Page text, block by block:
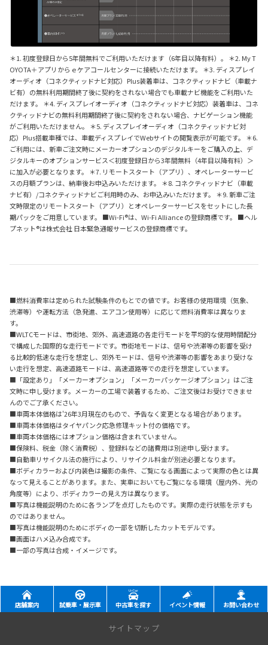
＊1. 初度登録日から5年間無料でご利用いただけます（6年目以降有料）。 ＊2. My T
OYOTA＋アプリからｅケアコールセンターに接続いただけます。 ＊3. ディスプレイ
オーディオ（コネクティッドナビ対応）Plus装着車は、コネクティッドナビ（車載ナ
ビ有）の無料利用期間終了後に契約をされない場合でも車載ナビ機能をご利用いた
だけます。 ＊4. ディスプレイオーディオ（コネクティッドナビ対応）装着車は、コネ
クティッドナビの無料利用期間終了後に契約をされない場合、ナビゲーション機能
がご利用いただけません。 ＊5. ディスプレイオーディオ（コネクティッドナビ対
応）Plus搭載車種では、車載ディスプレイでWebサイトの閲覧表示が可能です。 ＊6.
ご利用には、新車ご注文時にメーカーオプションのデジタルキーをご購入の上、デ
ジタルキーのオプションサービス＜初度登録日から3年間無料（4年目以降有料）＞
に加入が必要となります。 ＊7. リモートスタート（アプリ）、オペレーターサービ
スの月額プランは、納車後お申込みいただけます。 ＊8. コネクティッドナビ（車載
ナビ有）/コネクティッドナビご利用時のみ、お申込みいただけます。 ＊9. 新車ご注
文時限定のリモートスタート（アプリ）とオペレーターサービスをセットにした長
期パックをご用意しています。 ■Wi-Fi®は、Wi-Fi Alliance の登録商標です。 ■ヘル
プネット®は株式会社 日本緊急通報サービスの登録商標です。
■燃料消費率は定められた試験条件のもとでの値です。お客様の使用環境（気象、
渋滞等）や運転方法（急発進、エアコン使用等）に応じて燃料消費率は異なりま
す。
■WLTCモードは、市街地、郊外、高速道路の各走行モードを平均的な使用時間配分
で構成した国際的な走行モードです。市街地モードは、信号や渋滞等の影響を受け
る比較的低速な走行を想定し、郊外モードは、信号や渋滞等の影響をあまり受けな
い走行を想定、高速道路モードは、高速道路等での走行を想定しています。
■「設定あり」「メーカーオプション」「メーカーパッケージオプション」はご注
文時に申し受けます。メーカーの工場で装着するため、ご注文後はお受けできませ
んのでご了承ください。
■車両本体価格は'26年3月現在のもので、予告なく変更となる場合があります。
■車両本体価格はタイヤパンク応急修理キット付の価格です。
■車両本体価格にはオプション価格は含まれていません。
■保険料、税金（除く消費税）、登録料などの諸費用は別途申し受けます。
■自動車リサイクル法の施行により、リサイクル料金が別途必要となります。
■ボディカラーおよび内装色は撮影の条件、ご覧になる画面によって実際の色とは異
なって見えることがあります。また、実車においてもご覧になる環境（屋内外、光の
角度等）により、ボディカラーの見え方は異なります。
■写真は機能説明のために各ランプを点灯したものです。実際の走行状態を示すも
のではありません。
■写真は機能説明のためにボディの一部を切断したカットモデルです。
■画面はハメ込み合成です。
■一部の写真は合成・イメージです。
店舗案内 試乗車・展示車 中古車を探す イベント情報 お問い合わせ
サイトマップ